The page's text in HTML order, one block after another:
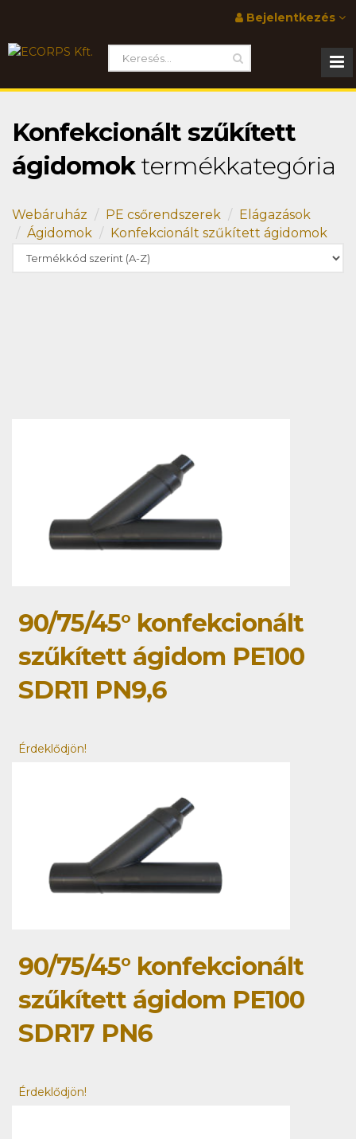
Bejelentkezés
Konfekcionált szűkített
ágidomoktermékkategória
Webáruház PE csőrendszerek
Elágazások
Ágidomok
Konfekcionált szűkített ágidomok
90/75/45° konfekcionált
szűkített ágidom PE100
SDR11 PN9,6
Érdeklődjön!
90/75/45° konfekcionált
szűkített ágidom PE100
SDR17 PN6
Érdeklődjön!